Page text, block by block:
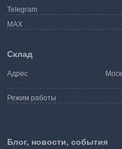
Блог, новости, события
Telegram
MAX
Склад
Адрес
Режим работы